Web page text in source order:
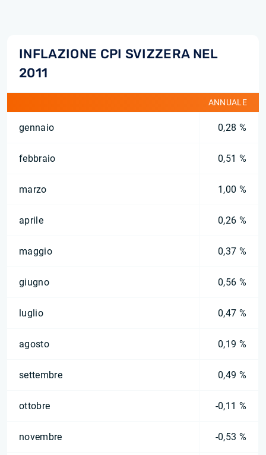
INFLAZIONE CPI SVIZZERA NEL
2011
ANNUALE
gennaio 0,28 %
febbraio 0,51 %
marzo 1,00 %
aprile 0,26 %
maggio 0,37 %
giugno 0,56 %
luglio 0,47 %
agosto 0,19 %
settembre 0,49 %
ottobre -0,11 %
novembre -0,53 %